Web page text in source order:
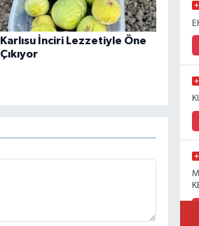
Karlısu İnciri Lezzetiyle Öne
Çıkıyor